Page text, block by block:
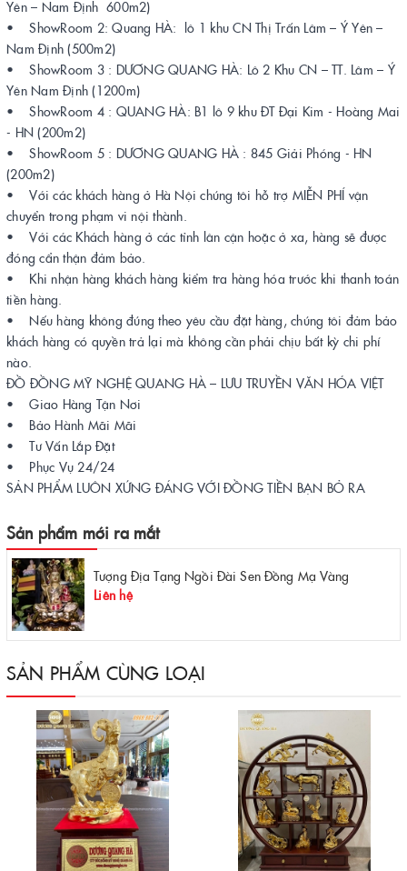
Yên – Nam Định 600m2)
• ShowRoom 2: Quang HÀ: lô 1 khu CN Thị Trấn Lâm – Ý Yên –
Nam Định (500m2)
• ShowRoom 3 : DƯƠNG QUANG HÀ: Lô 2 Khu CN – TT. Lâm – Ý
Yên Nam Định (1200m)
• ShowRoom 4 : QUANG HÀ: B1 lô 9 khu ĐT Đại Kim - Hoàng Mai
- HN (200m2)
• ShowRoom 5 : DƯƠNG QUANG HÀ : 845 Giải Phóng - HN
(200m2)
• Với các khách hàng ở Hà Nội chúng tôi hỗ trợ MIỄN PHÍ vận
chuyển trong phạm vi nội thành.
• Với các Khách hàng ở các tỉnh lân cận hoặc ở xa, hàng sẽ được
đóng cẩn thận đảm bảo.
• Khi nhận hàng khách hàng kiểm tra hàng hóa trước khi thanh toán
tiền hàng.
• Nếu hàng không đúng theo yêu cầu đặt hàng, chúng tôi đảm bảo
khách hàng có quyền trả lại mà không cần phải chịu bất kỳ chi phí
nào.
ĐỒ ĐỒNG MỸ NGHỆ QUANG HÀ – LƯU TRUYỀN VĂN HÓA VIỆT
• Giao Hàng Tận Nơi
• Bảo Hành Mãi Mãi
• Tư Vấn Lắp Đặt
• Phục Vụ 24/24
SẢN PHẨM LUÔN XỨNG ĐÁNG VỚI ĐỒNG TIỀN BẠN BỎ RA
Sản phẩm mới ra mắt
Tượng Địa Tạng Ngồi Đài Sen Đồng Mạ Vàng
Liên hệ
SẢN PHẨM CÙNG LOẠI